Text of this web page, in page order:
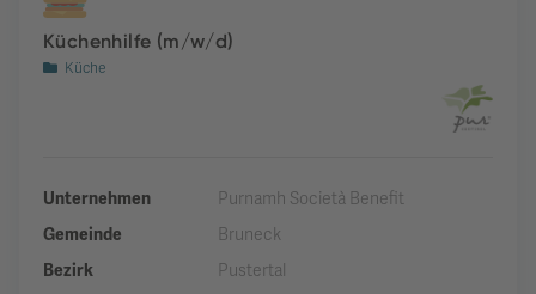
Küchenhilfe (m/w/d)
Küche
Unternehmen
Purnamh Società Benefit
Gemeinde
Bruneck
Bezirk
Pustertal